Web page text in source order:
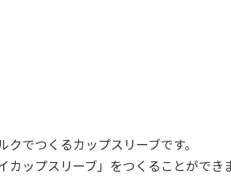
でつくるカップスリーブです。
ップスリーブ」をつくることができ